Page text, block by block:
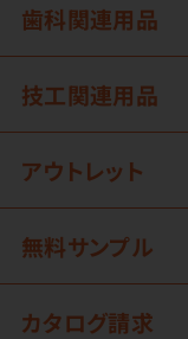
歯科関連用品
技工関連用品
アウトレット
無料サンプル
カタログ請求